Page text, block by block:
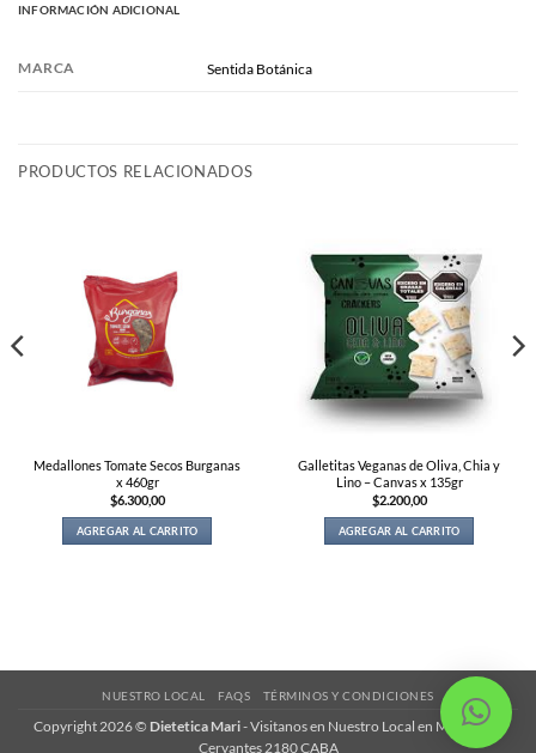
INFORMACIÓN ADICIONAL
MARCA Sentida Botánica
PRODUCTOS RELACIONADOS
Medallones Tomate Secos Burganas
x 460gr
$6.300,00
AGREGAR AL CARRITO
Galletitas Veganas de Oliva, Chia y
Lino – Canvas x 135gr
$2.200,00
AGREGAR AL CARRITO
NUESTRO LOCAL FAQS TÉRMINOS Y CONDICIONES
Copyright 2026 © Dietetica Mari-Visitanos en Nuestro Local en Magariños
Cervantes 2180 CABA